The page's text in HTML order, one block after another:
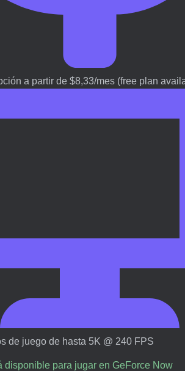
a partir de $8,33/mes (free plan
de juego de hasta 5K @ 240 FPS
disponible para jugar en GeForce Now